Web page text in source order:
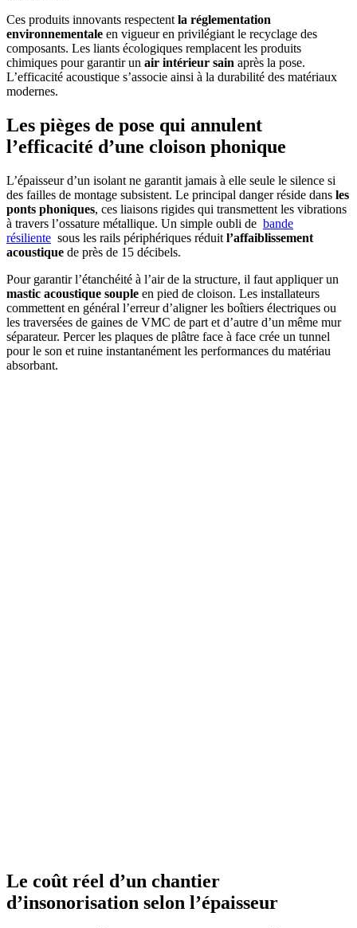
Ces produits innovants respectent la réglementation
environnementale en vigueur en privilégiant le recyclage des
composants. Les liants écologiques remplacent les produits
chimiques pour garantir un air intérieur sain après la pose.
L’efficacité acoustique s’associe ainsi à la durabilité des matériaux
modernes.
Les pièges de pose qui annulent
l’efficacité d’une cloison phonique
L’épaisseur d’un isolant ne garantit jamais à elle seule le silence si
des failles de montage subsistent. Le principal danger réside dans les
ponts phoniques, ces liaisons rigides qui transmettent les vibrations
à travers l’ossature métallique. Un simple oubli de bande
résiliente sous les rails périphériques réduit l’affaiblissement
acoustique de près de 15 décibels.
Pour garantir l’étanchéité à l’air de la structure, il faut appliquer un
mastic acoustique souple en pied de cloison. Les installateurs
commettent en général l’erreur d’aligner les boîtiers électriques ou
les traversées de gaines de VMC de part et d’autre d’un même mur
séparateur. Percer les plaques de plâtre face à face crée un tunnel
pour le son et ruine instantanément les performances du matériau
absorbant.
Le coût réel d’un chantier
d’insonorisation selon l’épaisseur